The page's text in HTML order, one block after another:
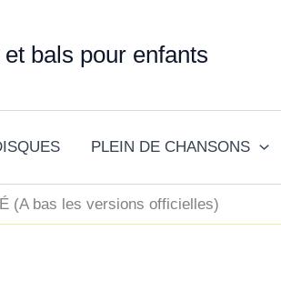
bals pour enfants
PLEIN DE CHANSONS
(A bas les versions officielles)